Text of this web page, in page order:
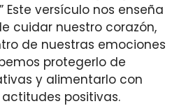
” Este versículo nos enseña
cuidar nuestro corazón,
de nuestras emociones
protegerlo de
y alimentarlo con
positivas.